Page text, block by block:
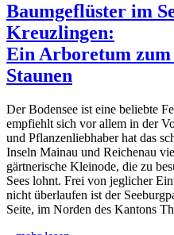
Baumgeflüster im
Kreuzlingen:
Ein Arboretum zum
Staunen
Der Bodensee ist eine beliebte
empfiehlt sich vor allem in der
und Pflanzenliebhaber hat das
Inseln Mainau und Reichenau
gärtnerische Kleinode, die zu
Sees lohnt. Frei von jeglicher
nicht überlaufen ist der
Seite, im Norden des Kantons